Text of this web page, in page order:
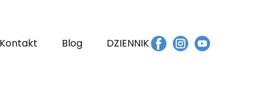
Kontakt Blog DZIENNIK